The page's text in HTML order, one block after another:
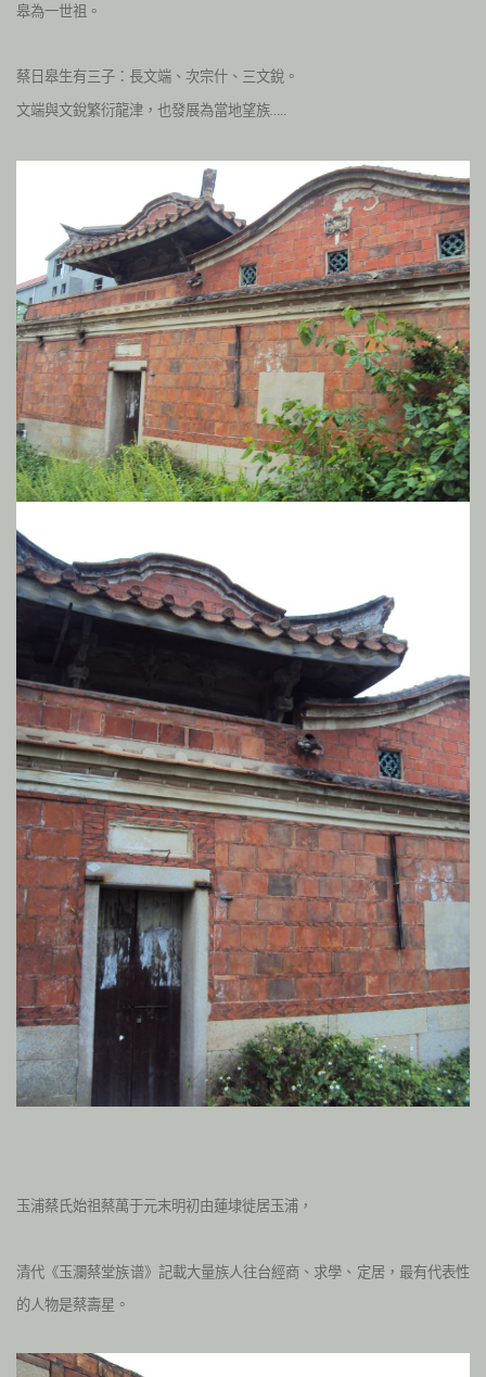
皋為一世祖。
蔡日皋生有三子：長文端、次宗什、三文銳。
文端與文銳繁衍龍津，也發展為當地望族…..
玉浦蔡氏始祖蔡萬于元末明初由蓮埭徙居玉浦，
清代《玉瀾蔡堂族谱》記載大量族人往台經商、求學、定居，最有代表性
的人物是蔡壽星。